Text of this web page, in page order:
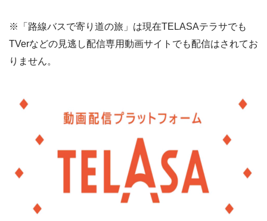
※「路線バスで寄り道の旅」は現在TELASAテラサでも
TVerなどの見逃し配信専用動画サイトでも配信はされてお
りません。